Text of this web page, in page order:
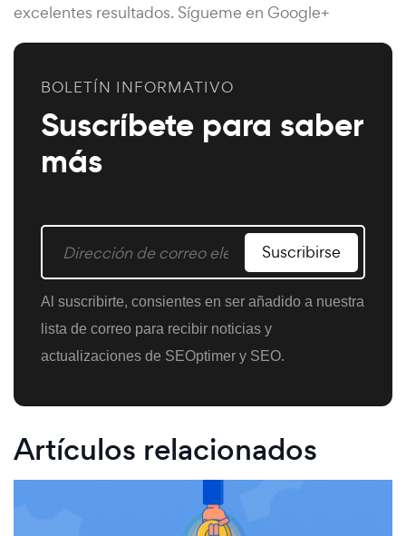
excelentes resultados. Sígueme en Google+
BOLETÍN INFORMATIVO
Suscríbete para saber
más
Suscribirse
Al suscribirte, consientes en ser añadido a nuestra
lista de correo para recibir noticias y
actualizaciones de SEOptimer y SEO.
Artículos relacionados